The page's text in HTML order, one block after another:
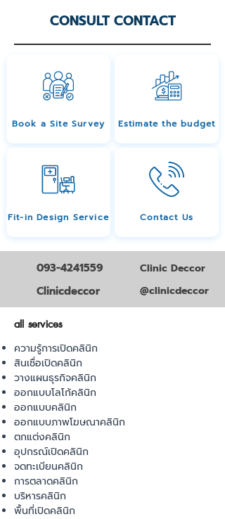
CONSULT CONTACT
Book a Site Survey Estimate the budget
Fit-in Design Service Contact Us
093-4241559
Clinicdeccor
Clinic Deccor
@clinicdeccor
all services
ความรู้การเปิดคลินิก
สินเชื่อเปิดคลินิก
วางแผนธุรกิจคลินิก
ออกแบบโลโก้คลินิก
ออกแบบคลินิก
ออกแบบภาพโฆษณาคลินิก
ตกแต่งคลินิก
อุปกรณ์เปิดคลินิก
จดทะเบียนคลินิก
การตลาดคลินิก
บริหารคลินิก
พื้นที่เปิดคลินิก